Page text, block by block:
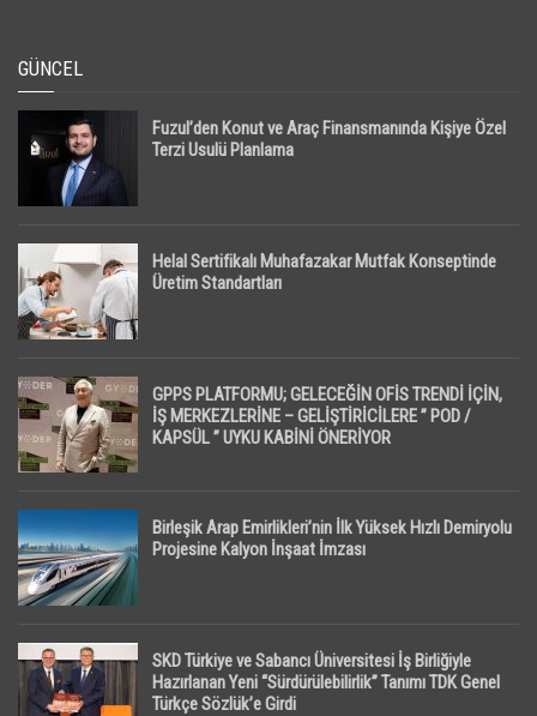
GÜNCEL
Fuzul’den Konut ve Araç Finansmanında Kişiye Özel
Terzi Usulü Planlama
Helal Sertifikalı Muhafazakar Mutfak Konseptinde
Üretim Standartları
GPPS PLATFORMU; GELECEĞİN OFİS TRENDİ İÇİN,
İŞ MERKEZLERİNE – GELİŞTİRİCİLERE ” POD /
KAPSÜL ” UYKU KABİNİ ÖNERİYOR
Birleşik Arap Emirlikleri’nin İlk Yüksek Hızlı Demiryolu
Projesine Kalyon İnşaat İmzası
SKD Türkiye ve Sabancı Üniversitesi İş Birliğiyle
Hazırlanan Yeni “Sürdürülebilirlik” Tanımı TDK Genel
Türkçe Sözlük’e Girdi